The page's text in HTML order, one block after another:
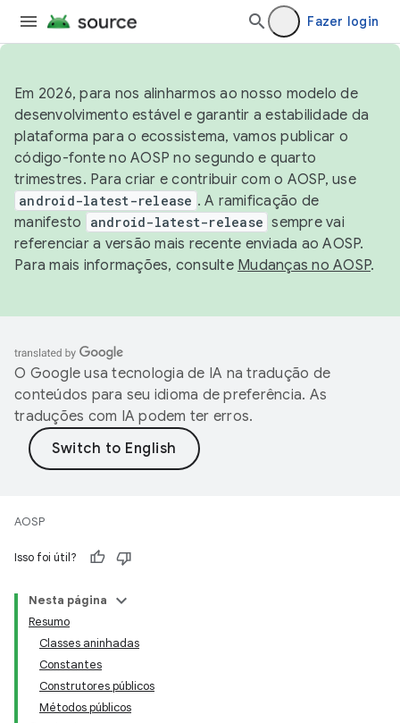
Fazer login
Em 2026, para nos alinharmos ao nosso modelo de
desenvolvimento estável e garantir a estabilidade da
plataforma para o ecossistema, vamos publicar o
código-fonte no AOSP no segundo e quarto
trimestres. Para criar e contribuir com o AOSP, use
android-latest-release . A ramificação de
manifesto
android-latest-release sempre vai
referenciar a versão mais recente enviada ao AOSP.
Para mais informações, consulte Mudanças no AOSP.
O Google usa tecnologia de IA na tradução de
conteúdos para seu idioma de preferência. As
traduções com IA podem ter erros.
AOSP
Isso foi útil?
Nesta página
Resumo
Classes aninhadas
Constantes
Construtores públicos
Métodos públicos